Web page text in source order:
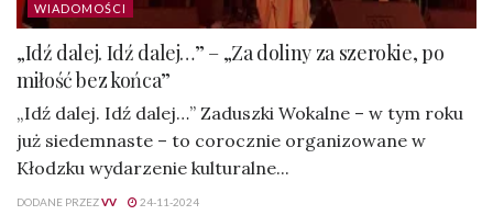
WIADOMOŚCI
„Idź dalej. Idź dalej…” – „Za doliny za szerokie, po
miłość bez końca”
„Idź dalej. Idź dalej…” Zaduszki Wokalne – w tym roku
już siedemnaste – to corocznie organizowane w
Kłodzku wydarzenie kulturalne...
DODANE PRZEZVV 24-11-2024